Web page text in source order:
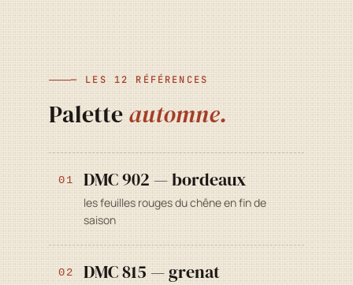
— LES 12 RÉFÉRENCES
Paletteautomne.
01 DMC 902 — bordeaux
les feuilles rouges du chêne en fin de
saison
02 DMC 815 — grenat